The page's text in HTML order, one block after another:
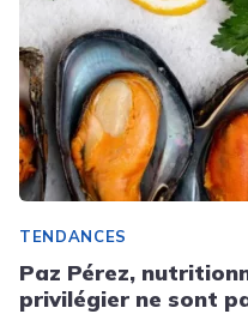
TENDANCES
Paz Pérez,
privilégier ne sont